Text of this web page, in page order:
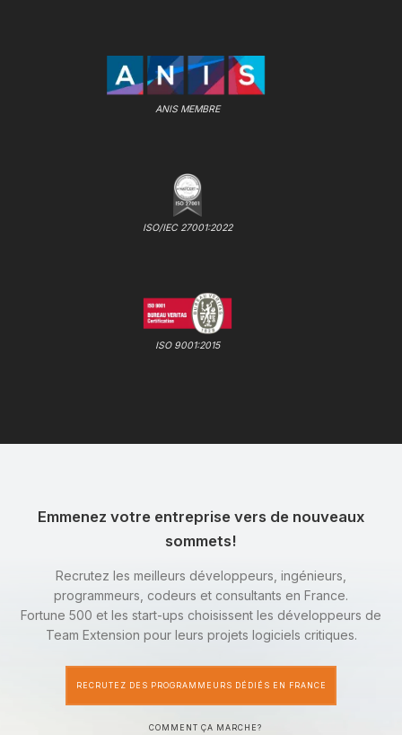
ANIS MEMBRE
ISO/IEC 27001:2022
ISO 9001:2015
Emmenez votre entreprise vers de nouveaux
sommets!
Recrutez les meilleurs développeurs, ingénieurs,
programmeurs, codeurs et consultants en France.
Fortune 500 et les start-ups choisissent les développeurs de
Team Extension pour leurs projets logiciels critiques.
RECRUTEZ DES PROGRAMMEURS DÉDIÉS EN FRANCE
COMMENT ÇA MARCHE?